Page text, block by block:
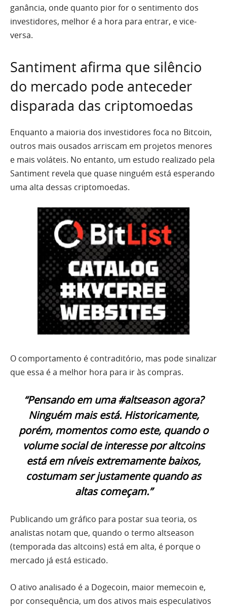
ganância, onde quanto pior for o sentimento dos
investidores, melhor é a hora para entrar, e vice-
versa.
Santiment afirma que silêncio
do mercado pode anteceder
disparada das criptomoedas
Enquanto a maioria dos investidores foca no Bitcoin,
outros mais ousados arriscam em projetos menores
e mais voláteis. No entanto, um estudo realizado pela
Santiment revela que quase ninguém está esperando
uma alta dessas criptomoedas.
O comportamento é contraditório, mas pode sinalizar
que essa é a melhor hora para ir às compras.
“Pensando em uma #altseason agora?
Ninguém mais está. Historicamente,
porém, momentos como este, quando o
volume social de interesse por altcoins
está em níveis extremamente baixos,
costumam ser justamente quando as
altas começam.”
Publicando um gráfico para postar sua teoria, os
analistas notam que, quando o termo altseason
(temporada das altcoins) está em alta, é porque o
mercado já está esticado.
O ativo analisado é a Dogecoin, maior memecoin e,
por consequência, um dos ativos mais especulativos